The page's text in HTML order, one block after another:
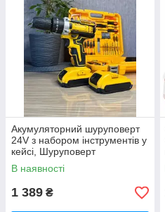
Акумуляторний шуруповерт
24V з набором інструментів у
кейсі, Шуруповерт
В наявності
1 389 ₴